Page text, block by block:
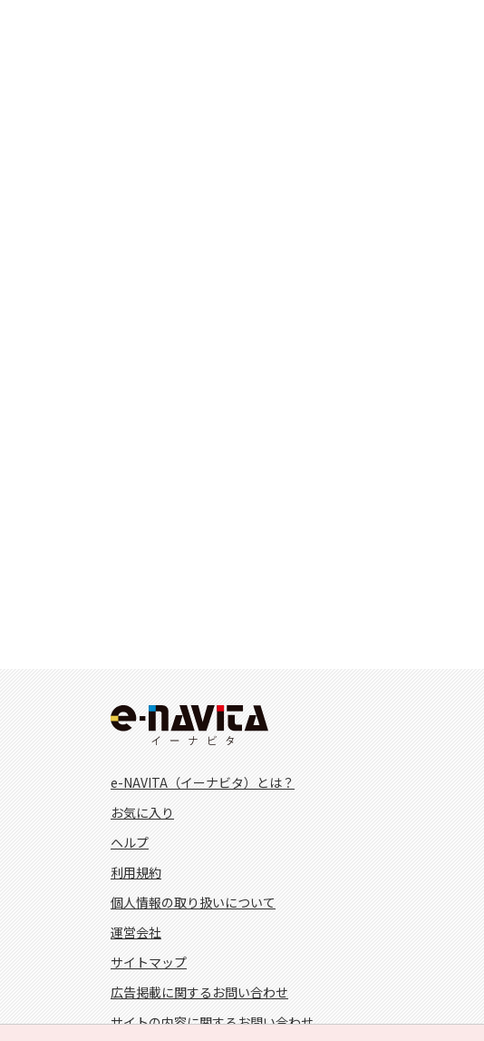
e-NAVITA（イーナビタ）とは？
お気に入り
ヘルプ
利用規約
個人情報の取り扱いについて
運営会社
サイトマップ
広告掲載に関するお問い合わせ
サイトの内容に関するお問い合わせ